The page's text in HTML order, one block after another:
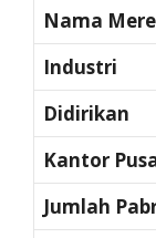
Nama
Industri
Didirikan
Kantor
Jumlah